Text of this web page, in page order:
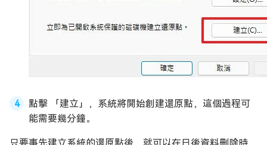
點擊 「建立」，系統將開始創建還原點，這個過程可
能需要幾分鐘。